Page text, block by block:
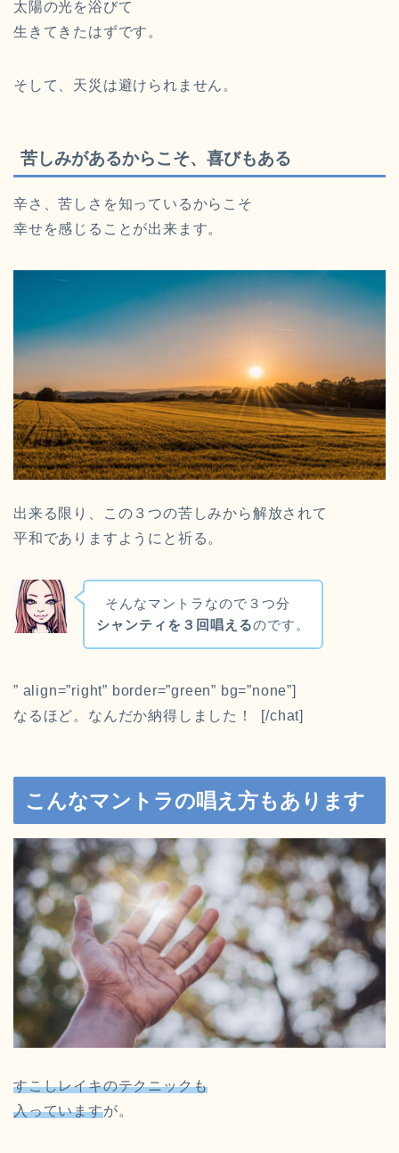
太陽の光を浴びて
生きてきたはずです。
そして、天災は避けられません。
苦しみがあるからこそ、喜びもある
辛さ、苦しさを知っているからこそ
幸せを感じることが出来ます。
出来る限り、この３つの苦しみから解放されて
平和でありますようにと祈る。
そんなマントラなので３つ分
シャンティを３回唱えるのです。
” align=”right” border=”green” bg=”none”]
なるほど。なんだか納得しました！ [/chat]
こんなマントラの唱え方もあります
すこしレイキのテクニックも
入っていますが。